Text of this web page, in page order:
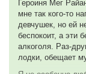
15 января 2012
когда ты на меня
Ты даешь мне
животное»
10 из 10
своей
непростую тему,
31 января 2009
Героиня Мег
мне так кого-то
девчушек, но ей
беспокоит, а эти
алкоголя. Раз-
лодки, обещает